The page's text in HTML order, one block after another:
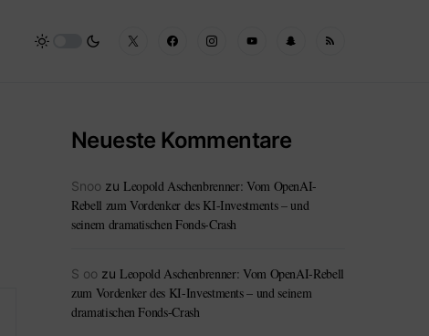
Neueste Kommentare
Snoo zu Leopold Aschenbrenner: Vom OpenAI-
Rebell zum Vordenker des KI-Investments – und
seinem dramatischen Fonds-Crash
S oo zu Leopold Aschenbrenner: Vom OpenAI-Rebell
zum Vordenker des KI-Investments – und seinem
dramatischen Fonds-Crash